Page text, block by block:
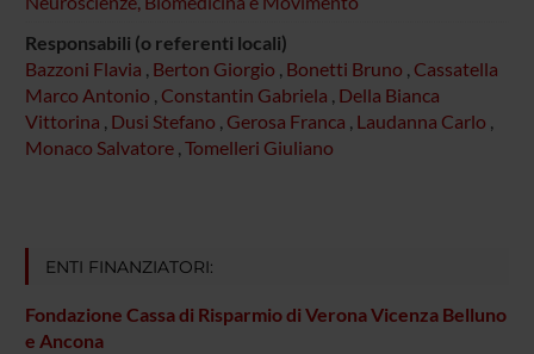
Responsabili (o referenti locali)
Bazzoni Flavia , Berton Giorgio , Bonetti Bruno , Cassatella
Marco Antonio , Constantin Gabriela , Della Bianca
Vittorina , Dusi Stefano , Gerosa Franca , Laudanna Carlo ,
Monaco Salvatore , Tomelleri Giuliano
ENTI FINANZIATORI:
Fondazione Cassa di Risparmio di Verona Vicenza Belluno
e Ancona